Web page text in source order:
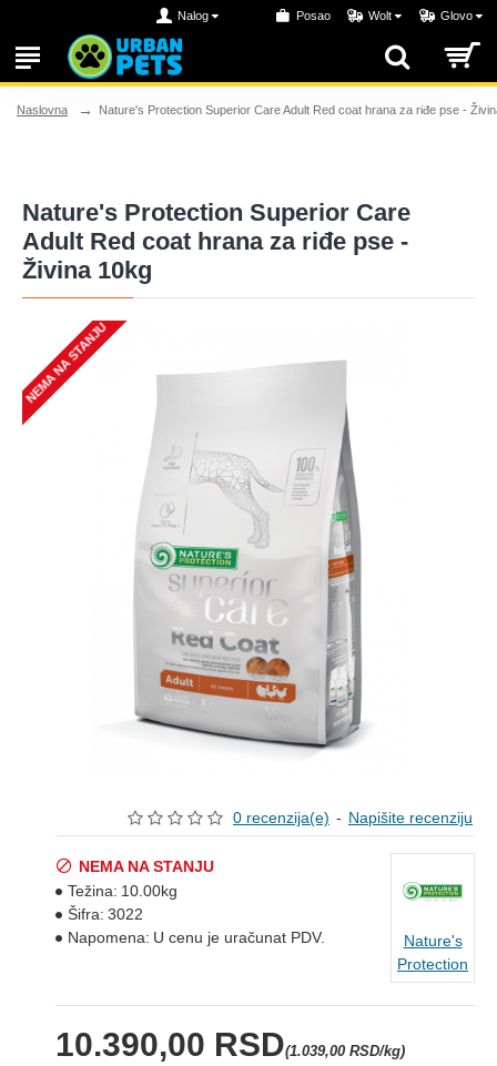
Nalog Posao Wolt Glovo
Naslovna Nature's Protection Superior Care Adult Red coat hrana za riđe pse -
Nature's Protection Superior Care
Adult Red coat hrana za riđe pse -
Živina 10kg
NEMA NA STANJU
0 recenzija(e) - Napišite recenziju
10.390,00 RSD(1.039,00 RSD/kg)
NEMA NA STANJU
Težina: 10.00kg
Šifra: 3022
Napomena: U cenu je uračunat PDV.
Nature's
Protection